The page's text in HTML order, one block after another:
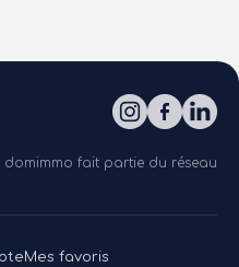
domimmo fait partie du réseau
Mes favoris